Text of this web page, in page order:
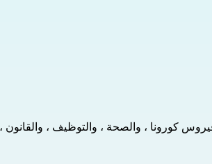
كورونا ، والصحة ، والتوظيف ،